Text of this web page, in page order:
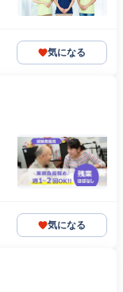
気になる
気になる